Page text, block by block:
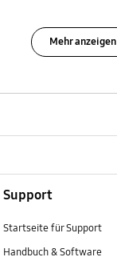
Mehr anzeigen
Support
Startseite für Support
Handbuch & Software